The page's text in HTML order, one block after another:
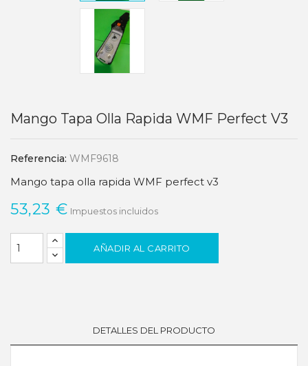
Mango Tapa Olla Rapida WMF Perfect V3
Referencia: WMF9618
Mango tapa olla rapida WMF perfect v3
53,23 € Impuestos incluidos
AÑADIR AL CARRITO
DETALLES DEL PRODUCTO